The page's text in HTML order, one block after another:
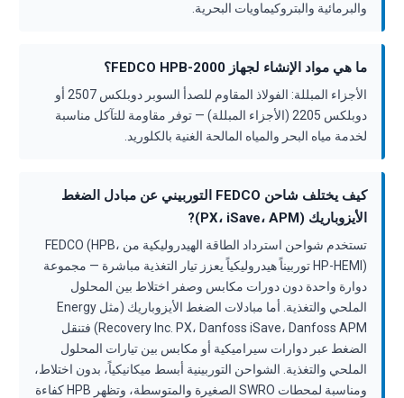
والبرمائية والبتروكيماويات البحرية.
ما هي مواد الإنشاء لجهاز FEDCO HPB-2000؟
الأجزاء المبللة: الفولاذ المقاوم للصدأ السوبر دوبلكس 2507 أو
دوبلكس 2205 (الأجزاء المبللة) — توفر مقاومة للتآكل مناسبة
لخدمة مياه البحر والمياه المالحة الغنية بالكلوريد.
كيف يختلف شاحن FEDCO التوربيني عن مبادل الضغط
الأيزوباريك (PX، iSave، APM)?
تستخدم شواحن استرداد الطاقة الهيدروليكية من FEDCO (HPB،
HP-HEMI) توربيناً هيدروليكياً يعزز تيار التغذية مباشرة — مجموعة
دوارة واحدة دون دورات مكابس وصفر اختلاط بين المحلول
الملحي والتغذية. أما مبادلات الضغط الأيزوباريك (مثل Energy
Recovery Inc. PX، Danfoss iSave، Danfoss APM) فتنقل
الضغط عبر دوارات سيراميكية أو مكابس بين تيارات المحلول
الملحي والتغذية. الشواحن التوربينية أبسط ميكانيكياً، بدون اختلاط،
ومناسبة لمحطات SWRO الصغيرة والمتوسطة، وتظهر HPB كفاءة